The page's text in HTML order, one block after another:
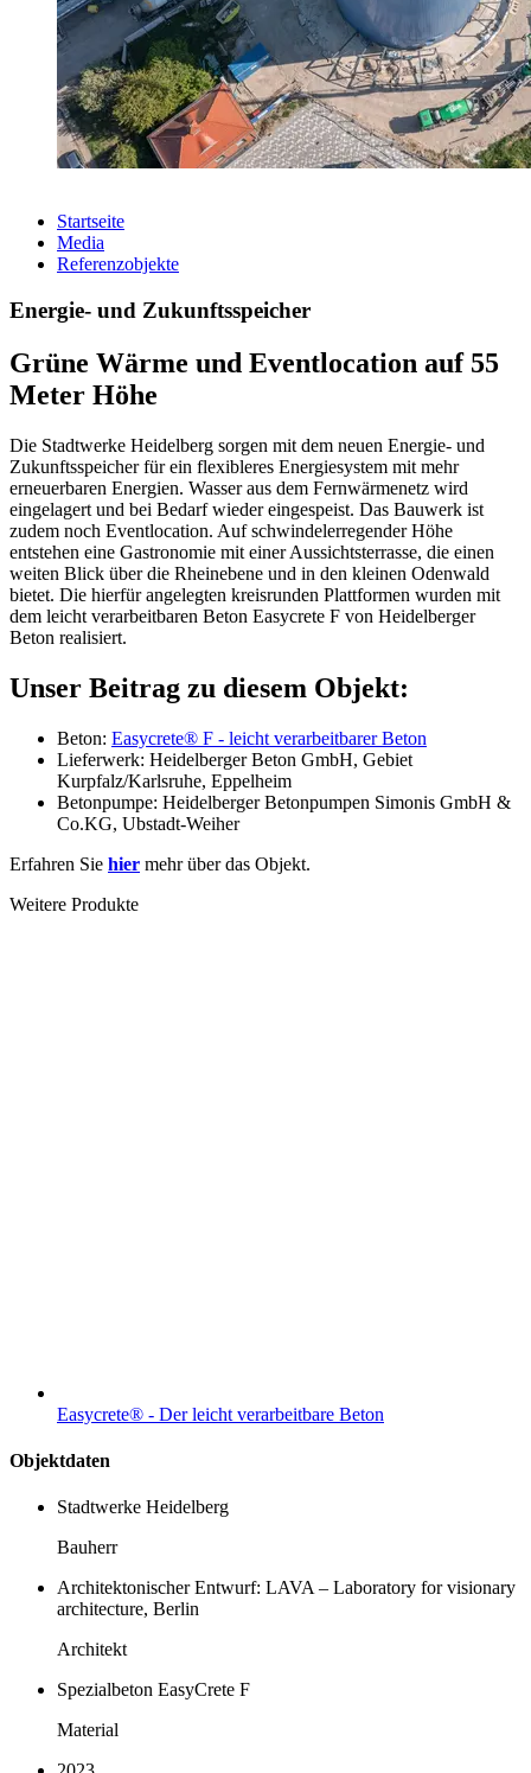
Startseite
Media
Referenzobjekte
Energie- und Zukunftsspeicher
Grüne Wärme und Eventlocation auf 55
Meter Höhe
Die Stadtwerke Heidelberg sorgen mit dem neuen Energie- und
Zukunftsspeicher für ein flexibleres Energiesystem mit mehr
erneuerbaren Energien. Wasser aus dem Fernwärmenetz wird
eingelagert und bei Bedarf wieder eingespeist. Das Bauwerk ist
zudem noch Eventlocation. Auf schwindelerregender Höhe
entstehen eine Gastronomie mit einer Aussichtsterrasse, die einen
weiten Blick über die Rheinebene und in den kleinen Odenwald
bietet. Die hierfür angelegten kreisrunden Plattformen wurden mit
dem leicht verarbeitbaren Beton Easycrete F von Heidelberger
Beton realisiert.
Unser Beitrag zu diesem Objekt:
Beton: Easycrete® F - leicht verarbeitbarer Beton
Lieferwerk: Heidelberger Beton GmbH, Gebiet
Kurpfalz/Karlsruhe, Eppelheim
Betonpumpe: Heidelberger Betonpumpen Simonis GmbH &
Co.KG, Ubstadt-Weiher
Erfahren Sie hier mehr über das Objekt.
Weitere Produkte
Easycrete® - Der leicht verarbeitbare Beton
Objektdaten
Stadtwerke Heidelberg
Bauherr
Architektonischer Entwurf: LAVA – Laboratory for visionary
architecture, Berlin
Architekt
Spezialbeton EasyCrete F
Material